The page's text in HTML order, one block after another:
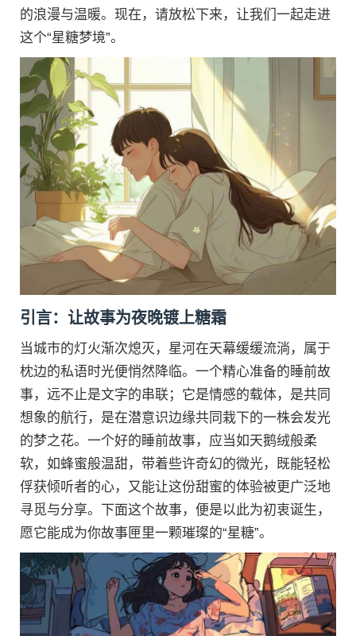
的浪漫与温暖。现在，请放松下来，让我们一起走进
这个“星糖梦境”。
引言：让故事为夜晚镀上糖霜
当城市的灯火渐次熄灭，星河在天幕缓缓流淌，属于
枕边的私语时光便悄然降临。一个精心准备的睡前故
事，远不止是文字的串联；它是情感的载体，是共同
想象的航行，是在潜意识边缘共同栽下的一株会发光
的梦之花。一个好的睡前故事，应当如天鹅绒般柔
软，如蜂蜜般温甜，带着些许奇幻的微光，既能轻松
俘获倾听者的心，又能让这份甜蜜的体验被更广泛地
寻觅与分享。下面这个故事，便是以此为初衷诞生，
愿它能成为你故事匣里一颗璀璨的“星糖”。